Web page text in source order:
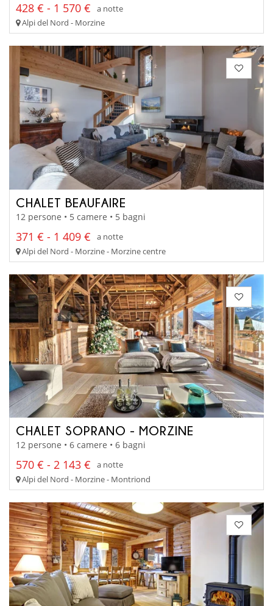
428 € - 1 570 €
a notte
Alpi del Nord - Morzine
CHALET BEAUFAIRE
12 persone • 5 camere • 5 bagni
371 € - 1 409 €
a notte
Alpi del Nord - Morzine - Morzine centre
CHALET SOPRANO - MORZINE
12 persone • 6 camere • 6 bagni
570 € - 2 143 €
a notte
Alpi del Nord - Morzine - Montriond